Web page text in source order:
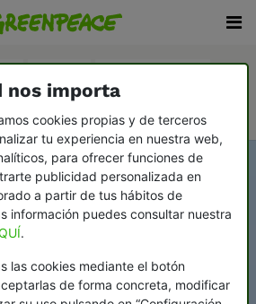
nos importa
cookies propias y de terceros
tu experiencia en nuestra web,
para ofrecer funciones de
publicidad personalizada en
a partir de tus hábitos de
información puedes consultar nuestra
.
las cookies mediante el botón
de forma concreta, modificar